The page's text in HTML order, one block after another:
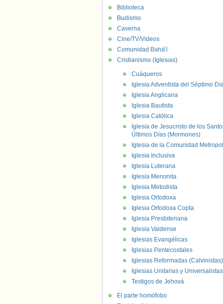
Biblioteca
Budismo
Caverna
Cine/TV/Videos
Comunidad Bahá'í
Cristianismo (Iglesias)
Cuáqueros
Iglesia Adventista del Séptimo
Iglesia Anglicana
Iglesia Bautista
Iglesia Católica
Iglesia de Jesucristo de los
Últimos Días (Mormones)
Iglesia de la Comunidad
Iglesia Inclusiva
Iglesia Luterana
Iglesia Menonita
Iglesia Metodista
Iglesia Ortodoxa
Iglesia Ortodoxa Copta
Iglesia Presbiteriana
Iglesia Valdense
Iglesias Evangélicas
Iglesias Pentecostales
Iglesias Reformadas (Calvinistas)
Iglesias Unitarias y Universalistas
Testigos de Jehová
El parte homófobo